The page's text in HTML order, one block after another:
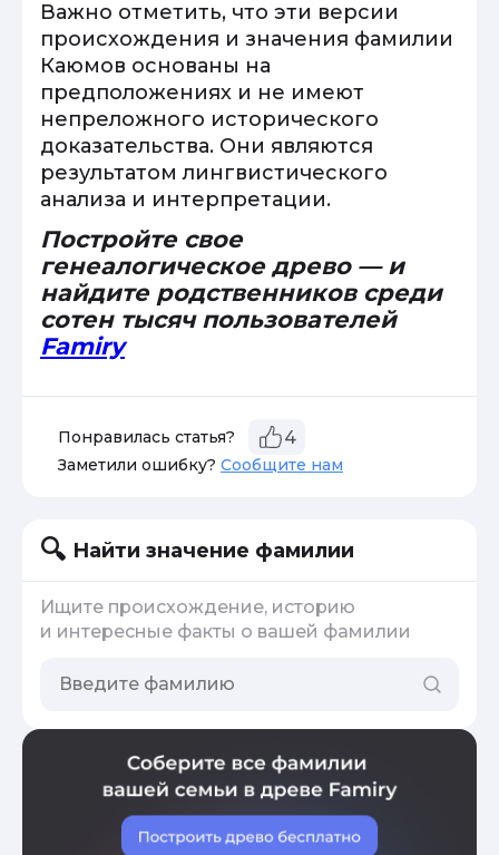
Важно отметить, что эти версии
происхождения и значения фамилии
Каюмов основаны на
предположениях и не имеют
непреложного исторического
доказательства. Они являются
результатом лингвистического
анализа и интерпретации.
Постройте свое
генеалогическое древо — и
найдите родственников среди
сотен тысяч пользователей
Famiry
Понравилась статья? 4
Заметили ошибку? Сообщите нам
Найти значение фамилии
Ищите происхождение, историю
и интересные факты о вашей фамилии